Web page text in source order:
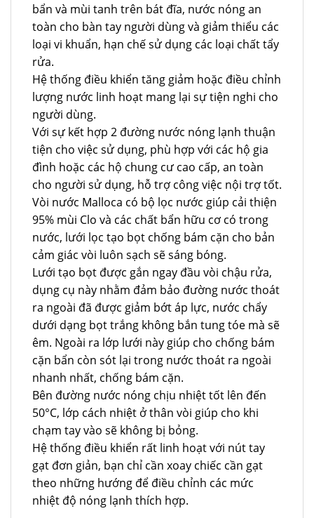
bẩn và mùi tanh trên bát đĩa, nước nóng an
toàn cho bàn tay người dùng và giảm thiểu các
loại vi khuẩn, hạn chế sử dụng các loại chất tẩy
rửa.
Hệ thống điều khiển tăng giảm hoặc điều chỉnh
lượng nước linh hoạt mang lại sự tiện nghi cho
người dùng.
Với sự kết hợp 2 đường nước nóng lạnh thuận
tiện cho việc sử dụng, phù hợp với các hộ gia
đình hoặc các hộ chung cư cao cấp, an toàn
cho người sử dụng, hỗ trợ công việc nội trợ tốt.
Vòi nước Malloca có bộ lọc nước giúp cải thiện
95% mùi Clo và các chất bẩn hữu cơ có trong
nước, lưới lọc tạo bọt chống bám cặn cho bản
cảm giác vòi luôn sạch sẽ sáng bóng.
Lưới tạo bọt được gắn ngay đầu vòi chậu rửa,
dụng cụ này nhằm đảm bảo đường nước thoát
ra ngoài đã được giảm bớt áp lực, nước chẩy
dưới dạng bọt trắng không bắn tung tóe mà sẽ
êm. Ngoài ra lớp lưới này giúp cho chống bám
cặn bẩn còn sót lại trong nước thoát ra ngoài
nhanh nhất, chống bám cặn.
Bên đường nước nóng chịu nhiệt tốt lên đến
50°C, lớp cách nhiệt ở thân vòi giúp cho khi
chạm tay vào sẽ không bị bỏng.
Hệ thống điều khiển rất linh hoạt với nút tay
gạt đơn giản, bạn chỉ cần xoay chiếc cần gạt
theo những hướng để điều chỉnh các mức
nhiệt độ nóng lạnh thích hợp.